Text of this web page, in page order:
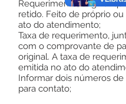
Requerimento, original
retido. Feito de próprio
ato do atendimento;
Taxa de requerimento,
com o comprovante de
original. A taxa de
emitida no ato do
Informar dois números
para contato;